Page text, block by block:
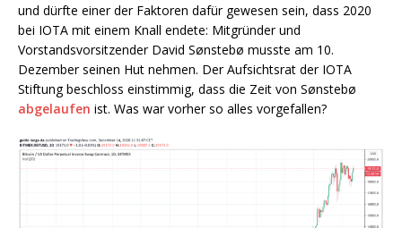
und dürfte einer der Faktoren dafür gewesen sein, dass 2020
bei IOTA mit einem Knall endete: Mitgründer und
Vorstandsvorsitzender David Sønstebø musste am 10.
Dezember seinen Hut nehmen. Der Aufsichtsrat der IOTA
Stiftung beschloss einstimmig, dass die Zeit von Sønstebø
abgelaufen ist. Was war vorher so alles vorgefallen?